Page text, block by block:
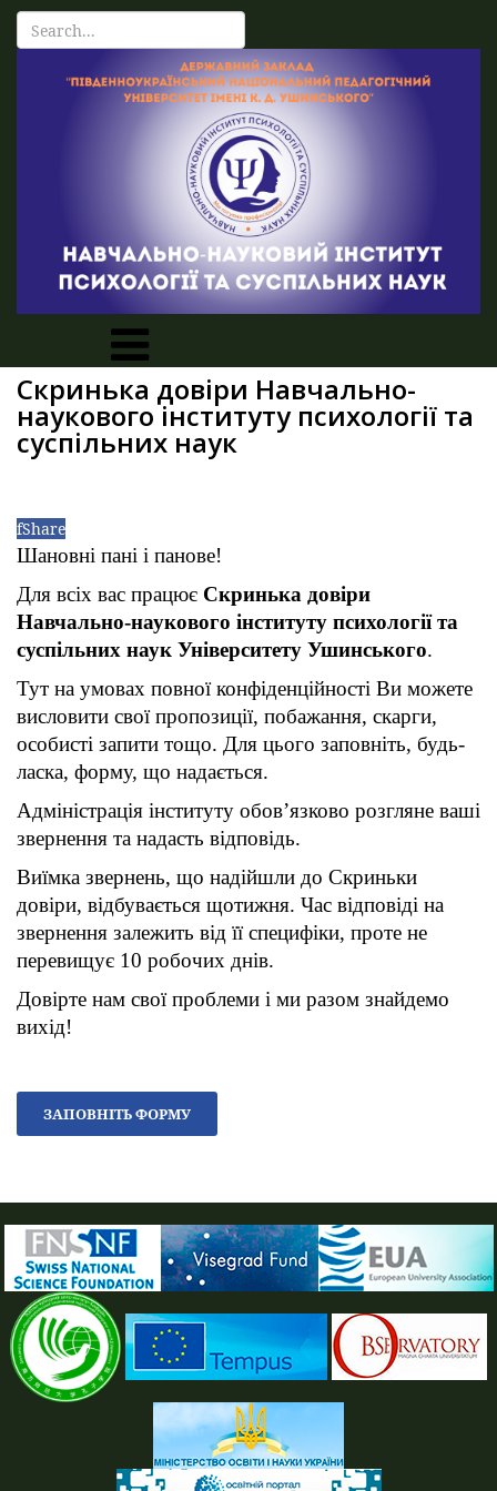
Скринька довіри Навчально-
наукового інституту психології та
суспільних наук
fShare
Шановні пані і панове!
Для всіх вас працює Скринька довіри
Навчально-наукового інституту психології та
суспільних наук Університету Ушинського.
Тут на умовах повної конфіденційності Ви можете
висловити свої пропозиції, побажання, скарги,
особисті запити тощо. Для цього заповніть, будь-
ласка, форму, що надається.
Адміністрація інституту обов’язково розгляне ваші
звернення та надасть відповідь.
Виїмка звернень, що надійшли до Скриньки
довіри, відбувається щотижня. Час відповіді на
звернення залежить від її специфіки, проте не
перевищує 10 робочих днів.
Довірте нам свої проблеми і ми разом знайдемо
вихід!
ЗАПОВНІТЬ ФОРМУ